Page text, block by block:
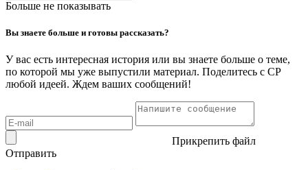
Больше не показывать
Вы знаете больше и готовы рассказать?
У вас есть интересная история или вы знаете больше о теме,
по которой мы уже выпустили материал. Поделитесь с СР
любой идеей. Ждем ваших сообщений!
Прикрепить файл
Отправить